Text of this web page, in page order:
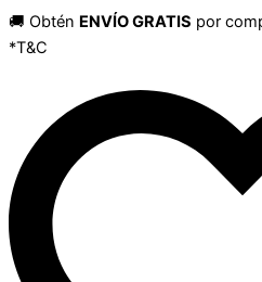
Ir
al
🚚 Obtén ENVÍO GRATIS por
*T&C
de
productos
de
productos